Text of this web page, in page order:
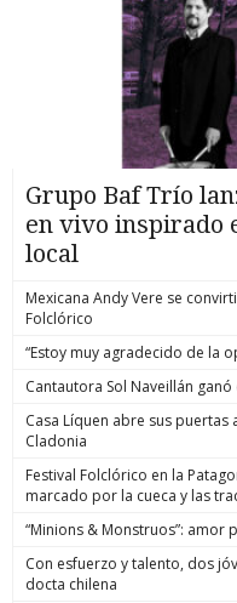
Grupo Baf Trío
en vivo inspirado
local
Mexicana Andy Vere se
Folclórico
“Estoy muy agradecido de la
Cantautora Sol Naveillán
Casa Líquen abre sus
Cladonia
Festival Folclórico en la
marcado por la cueca y las
“Minions & Monstruos”: amor
Con esfuerzo y talento, dos
docta chilena